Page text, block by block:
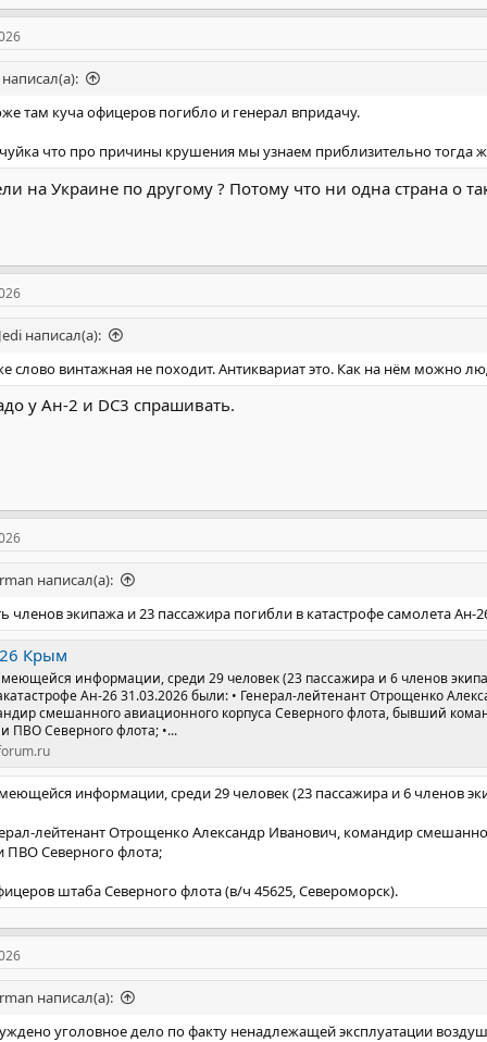
там куча офицеров погибло и генерал впридачу.
чуйка что про причины крушения мы узнаем приблизительно тогда
на Украине по другому ? Потому что ни одна страна о
написал(а):
слово винтажная не походит. Антиквариат это. Как на нём можно
у Ан-2 и DC3 спрашивать.
написал(а):
членов экипажа и 23 пассажира погибли в катастрофе самолета
Крым
информации, среди 29 человек (23 пассажира и 6 членов
Ан-26 31.03.2026 были: • Генерал-лейтенант Отрощенко
смешанного авиационного корпуса Северного флота, бывший
ПВО Северного флота; •...
информации, среди 29 человек (23 пассажира и 6 членов
лейтенант Отрощенко Александр Иванович, командир
ПВО Северного флота;
штаба Северного флота (в/ч 45625, Североморск).
написал(а):
уголовное дело по факту ненадлежащей эксплуатации